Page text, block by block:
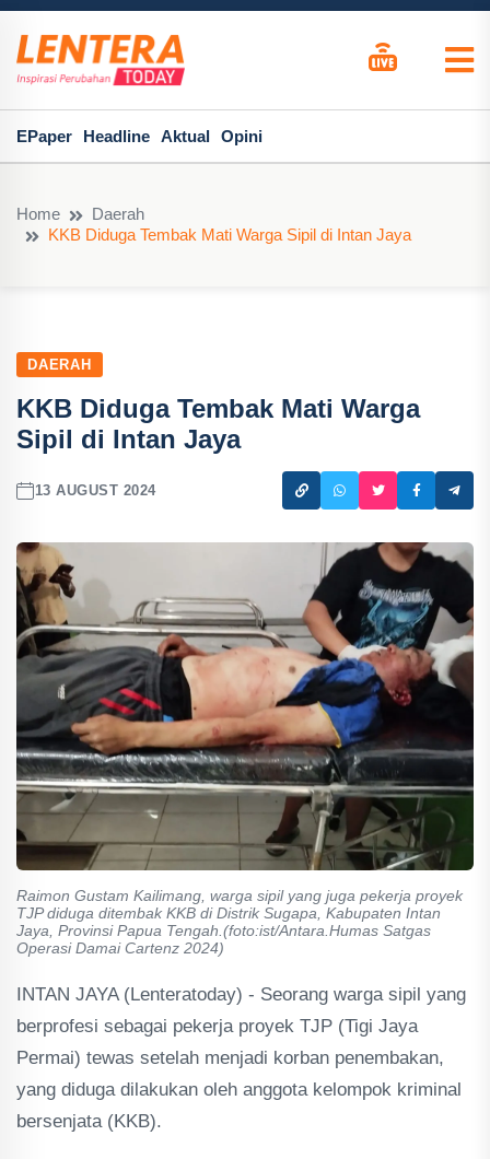
EPaper Headline Aktual Opini
Home
Daerah
KKB Diduga Tembak Mati Warga Sipil di Intan Jaya
DAERAH
KKB Diduga Tembak Mati Warga
Sipil di Intan Jaya
13 AUGUST 2024
Raimon Gustam Kailimang, warga sipil yang juga pekerja proyek
TJP diduga ditembak KKB di Distrik Sugapa, Kabupaten Intan
Jaya, Provinsi Papua Tengah.(foto:ist/Antara.Humas Satgas
Operasi Damai Cartenz 2024)
INTAN JAYA (Lenteratoday) - Seorang warga sipil yang
berprofesi sebagai pekerja proyek TJP (Tigi Jaya
Permai) tewas setelah menjadi korban penembakan,
yang diduga dilakukan oleh anggota kelompok kriminal
bersenjata (KKB).